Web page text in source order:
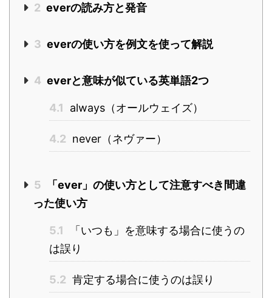
2 everの読み方と発音
3 everの使い方を例文を使って解説
4 everと意味が似ている英単語2つ
4.1 always（オールウェイズ）
4.2 never（ネヴァー）
5
「ever」の使い方として注意すべき間違
った使い方
5.1
「いつも」を意味する場合に使うの
は誤り
5.2 肯定する場合に使うのは誤り